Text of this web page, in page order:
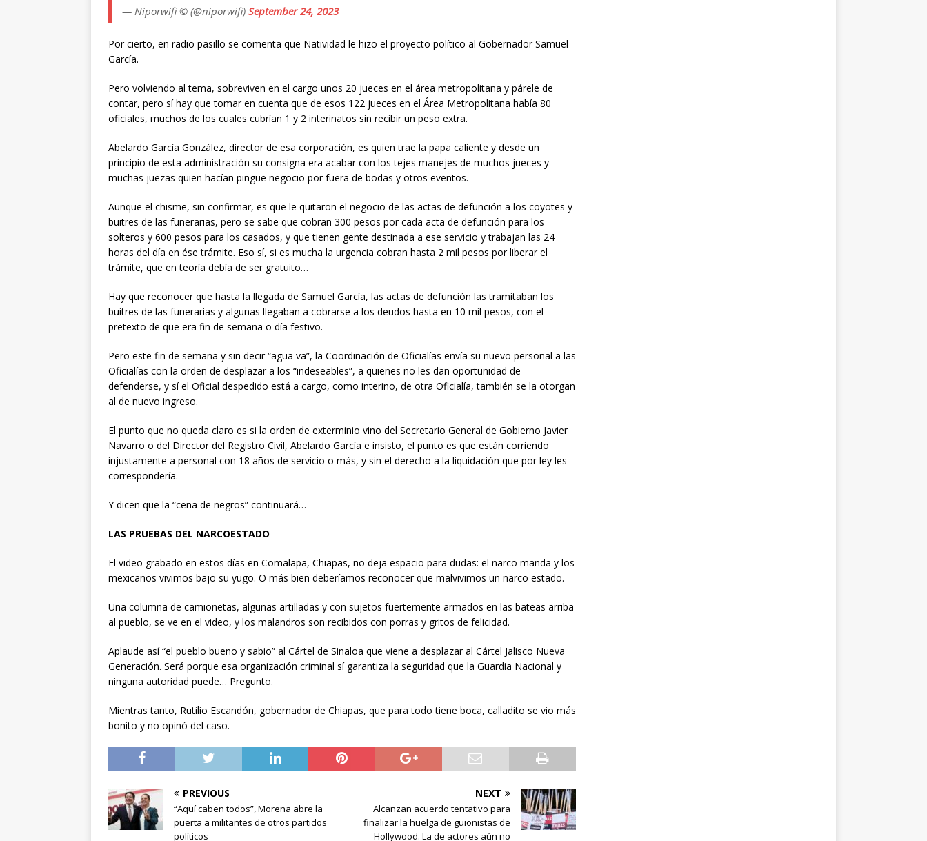
— Niporwifi © (@niporwifi) September 24, 2023
Por cierto, en radio pasillo se comenta que Natividad le hizo el proyecto político al Gobernador Samuel
García.
Pero volviendo al tema, sobreviven en el cargo unos 20 jueces en el área metropolitana y párele de
contar, pero sí hay que tomar en cuenta que de esos 122 jueces en el Área Metropolitana había 80
oficiales, muchos de los cuales cubrían 1 y 2 interinatos sin recibir un peso extra.
Abelardo García González, director de esa corporación, es quien trae la papa caliente y desde un
principio de esta administración su consigna era acabar con los tejes manejes de muchos jueces y
muchas juezas quien hacían pingüe negocio por fuera de bodas y otros eventos.
Aunque el chisme, sin confirmar, es que le quitaron el negocio de las actas de defunción a los coyotes y
buitres de las funerarias, pero se sabe que cobran 300 pesos por cada acta de defunción para los
solteros y 600 pesos para los casados, y que tienen gente destinada a ese servicio y trabajan las 24
horas del día en ése trámite. Eso sí, si es mucha la urgencia cobran hasta 2 mil pesos por liberar el
trámite, que en teoría debía de ser gratuito…
Hay que reconocer que hasta la llegada de Samuel García, las actas de defunción las tramitaban los
buitres de las funerarias y algunas llegaban a cobrarse a los deudos hasta en 10 mil pesos, con el
pretexto de que era fin de semana o día festivo.
Pero este fin de semana y sin decir “agua va”, la Coordinación de Oficialías envía su nuevo personal a las
Oficialías con la orden de desplazar a los “indeseables”, a quienes no les dan oportunidad de
defenderse, y sí el Oficial despedido está a cargo, como interino, de otra Oficialía, también se la otorgan
al de nuevo ingreso.
El punto que no queda claro es si la orden de exterminio vino del Secretario General de Gobierno Javier
Navarro o del Director del Registro Civil, Abelardo García e insisto, el punto es que están corriendo
injustamente a personal con 18 años de servicio o más, y sin el derecho a la liquidación que por ley les
correspondería.
Y dicen que la “cena de negros” continuará…
LAS PRUEBAS DEL NARCOESTADO
El video grabado en estos días en Comalapa, Chiapas, no deja espacio para dudas: el narco manda y los
mexicanos vivimos bajo su yugo. O más bien deberíamos reconocer que malvivimos un narco estado.
Una columna de camionetas, algunas artilladas y con sujetos fuertemente armados en las bateas arriba
al pueblo, se ve en el video, y los malandros son recibidos con porras y gritos de felicidad.
Aplaude así “el pueblo bueno y sabio” al Cártel de Sinaloa que viene a desplazar al Cártel Jalisco Nueva
Generación. Será porque esa organización criminal sí garantiza la seguridad que la Guardia Nacional y
ninguna autoridad puede… Pregunto.
Mientras tanto, Rutilio Escandón, gobernador de Chiapas, que para todo tiene boca, calladito se vio más
bonito y no opinó del caso.
PREVIOUS
“Aquí caben todos”, Morena abre la
puerta a militantes de otros partidos
políticos
NEXT
Alcanzan acuerdo tentativo para
finalizar la huelga de guionistas de
Hollywood. La de actores aún no